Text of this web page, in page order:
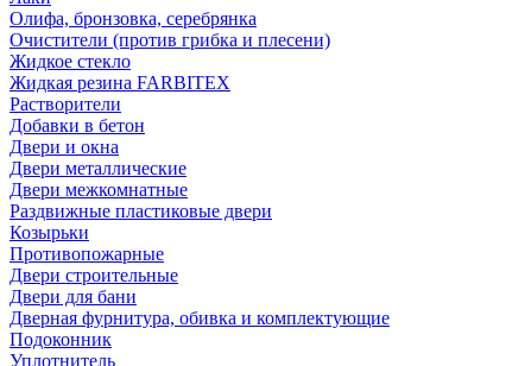
Олифа, бронзовка, серебрянка
Очистители (против грибка и плесени)
Жидкое стекло
Жидкая резина FARBITEX
Растворители
Добавки в бетон
Двери и окна
Двери металлические
Двери межкомнатные
Раздвижные пластиковые двери
Козырьки
Противопожарные
Двери строительные
Двери для бани
Дверная фурнитура, обивка и комплектующие
Подоконник
Уплотнитель